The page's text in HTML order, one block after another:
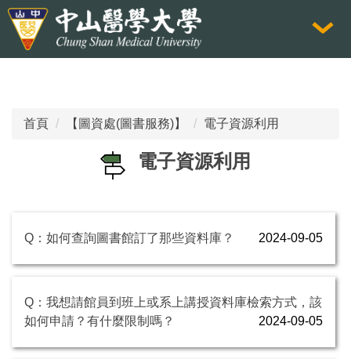
跳
到
首頁 【圖資處(圖書服務)】 電子資源利用
電子資源利用
Q：如何查詢圖書館訂了那些資料庫？ 2024-09-05
Q：我想請館員到班上或系上講授資料庫檢索方式，該
如何申請？有什麼限制嗎？
2024-09-05